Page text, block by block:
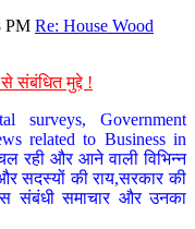
PM Re: House Wood
संबंधित मुद्दे !
surveys, Government
related to Business in
रही और आने वाली विभिन्न
सदस्यों की राय,सरकार की
संबंधी समाचार और उनका